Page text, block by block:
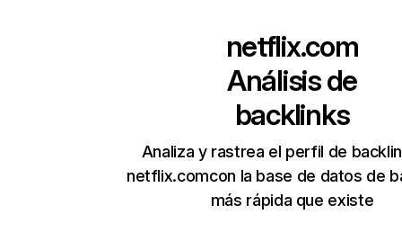
netflix.com
Análisis de
backlinks
Analiza y rastrea el perfil de
netflix.comcon la base de datos de
más rápida que existe